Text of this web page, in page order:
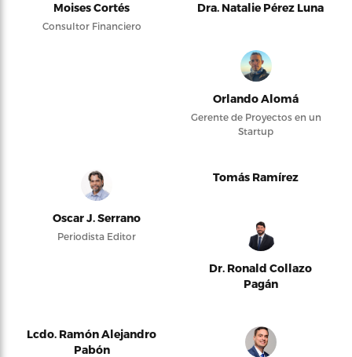
Moises Cortés
Consultor Financiero
Dra. Natalie Pérez Luna
Orlando Alomá
Gerente de Proyectos en un
Startup
Oscar J. Serrano
Periodista Editor
Tomás Ramírez
Dr. Ronald Collazo
Pagán
Lcdo. Ramón Alejandro
Pabón